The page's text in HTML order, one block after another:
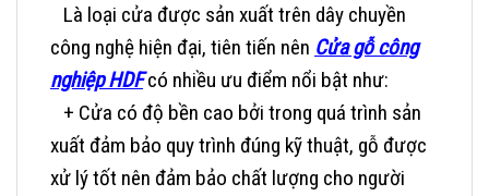
Là loại cửa được sản xuất trên dây chuyền
công nghệ hiện đại, tiên tiến nên Cửa gỗ công
nghiệp HDFcó nhiều ưu điểm nổi bật như:
+ Cửa có độ bền cao bởi trong quá trình sản
xuất đảm bảo quy trình đúng kỹ thuật, gỗ được
xử lý tốt nên đảm bảo chất lượng cho người